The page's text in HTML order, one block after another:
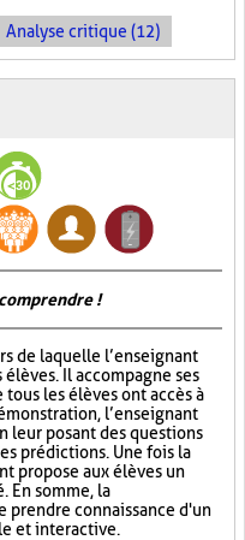
Analyse critique (12)
!
de laquelle l’enseignant
Il accompagne ses
tous les élèves ont accès à
l’enseignant
leur posant des questions
prédictions. Une fois la
propose aux élèves un
En somme, la
prendre connaissance d'un
et interactive.